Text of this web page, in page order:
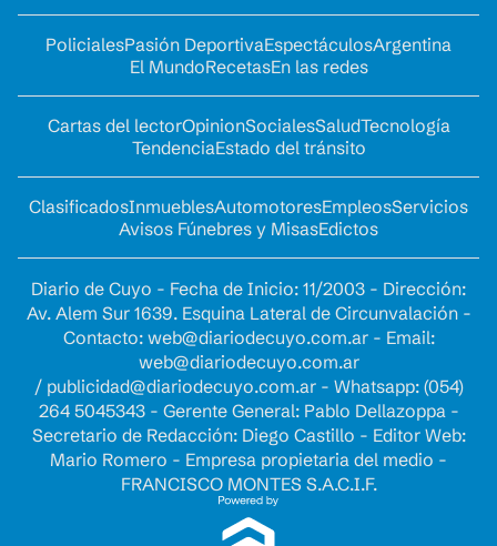
PolicialesPasión DeportivaEspectáculosArgentina
El MundoRecetasEn las redes
Cartas del lectorOpinionSocialesSaludTecnología
TendenciaEstado del tránsito
ClasificadosInmueblesAutomotoresEmpleosServicios
Avisos Fúnebres y MisasEdictos
Diario de Cuyo - Fecha de Inicio: 11/2003 - Dirección:
Av. Alem Sur 1639. Esquina Lateral de Circunvalación -
Contacto: web@diariodecuyo.com.ar- Email:
web@diariodecuyo.com.ar
/ publicidad@diariodecuyo.com.ar- Whatsapp: (054)
264 5045343 - Gerente General: Pablo Dellazoppa -
Secretario de Redacción: Diego Castillo - Editor Web:
Mario Romero - Empresa propietaria del medio -
FRANCISCO MONTES S.A.C.I.F.